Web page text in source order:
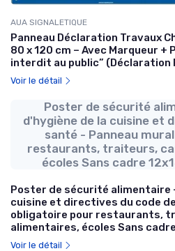
AUA SIGNALETIQUE
Panneau Déclaration Travaux
80 x 120 cm – Avec Marqueur +
interdit au public” (Déclaration
Voir le détail
Poster de sécurité
d'hygiène de la cuisine et
santé - Panneau
restaurants, traiteurs,
écoles Sans cadre
Poster de sécurité alimentaire
cuisine et directives du code
obligatoire pour restaurants,
alimentaires, écoles Sans
Voir le détail